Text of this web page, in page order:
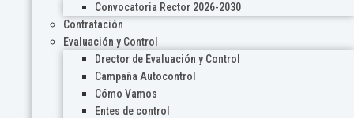
Convocatoria Rector 2026-2030
Contratación
Evaluación y Control
Drector de Evaluación y Control
Campaña Autocontrol
Cómo Vamos
Entes de control